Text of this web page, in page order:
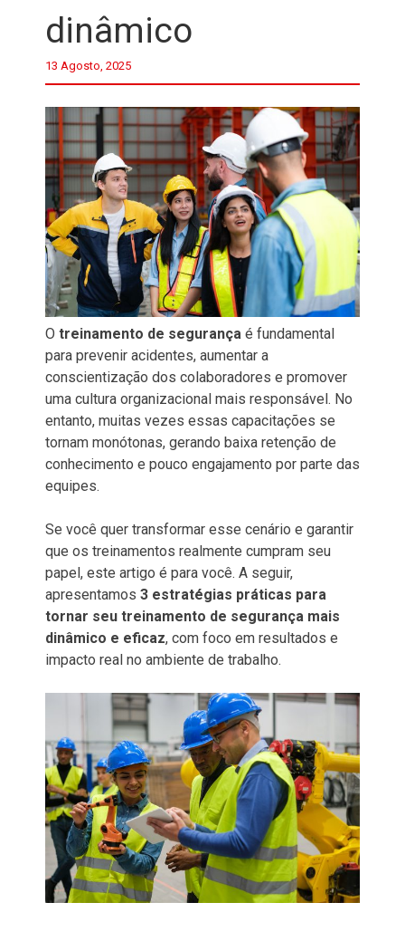
dinâmico
13 Agosto, 2025
O treinamento de segurança é fundamental
para prevenir acidentes, aumentar a
conscientização dos colaboradores e promover
uma cultura organizacional mais responsável. No
entanto, muitas vezes essas capacitações se
tornam monótonas, gerando baixa retenção de
conhecimento e pouco engajamento por parte das
equipes.
Se você quer transformar esse cenário e garantir
que os treinamentos realmente cumpram seu
papel, este artigo é para você. A seguir,
apresentamos 3 estratégias práticas para
tornar seu treinamento de segurança mais
dinâmico e eficaz, com foco em resultados e
impacto real no ambiente de trabalho.